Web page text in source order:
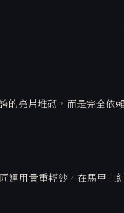
亮片堆砌，而是完全依
用貴重輕紗，在馬甲上